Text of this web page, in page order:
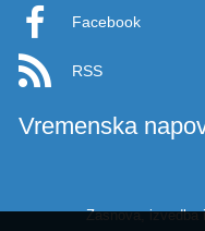
Facebook
RSS
Vremenska
Zasnova, izvedba